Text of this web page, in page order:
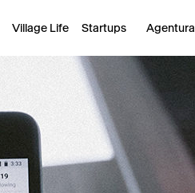
Village Life Startups Agentura